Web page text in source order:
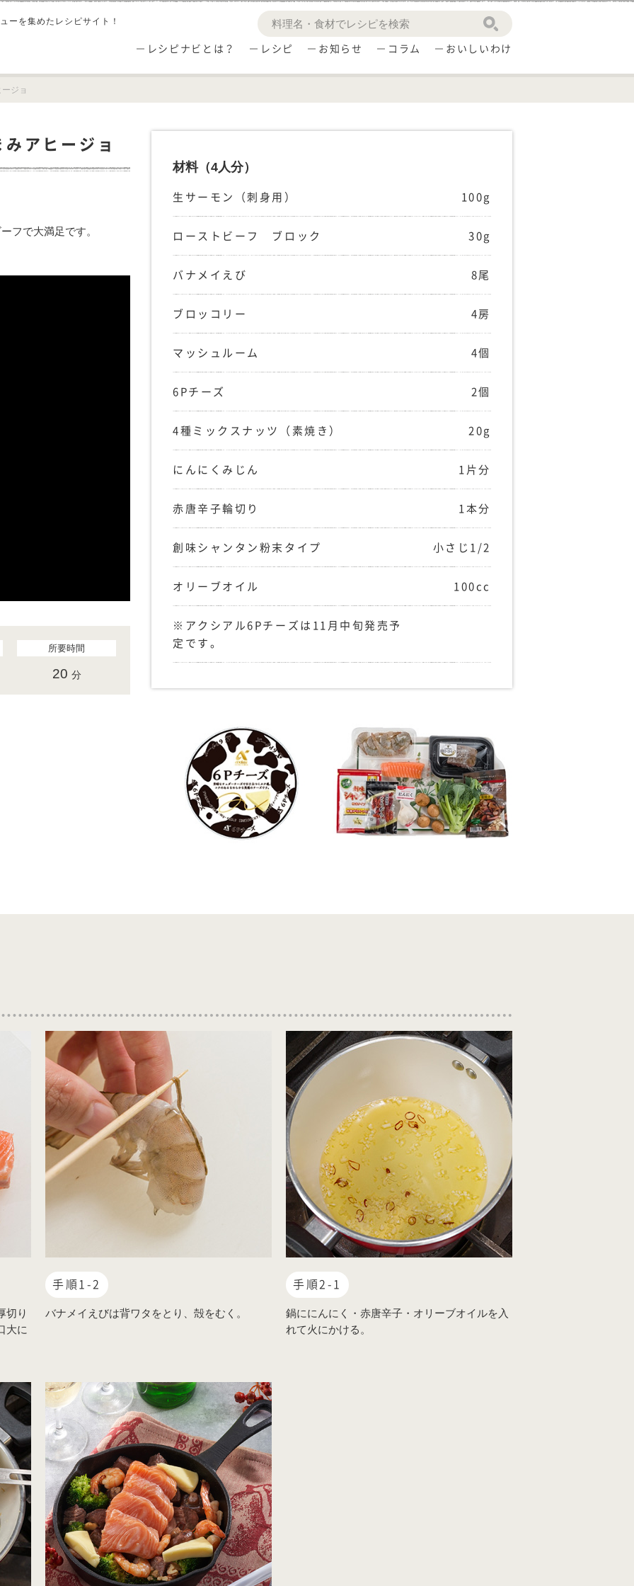
ーを集めたレシピサイト！
レシピナビとは？ レシピ お知らせ コラム おいしいわけ
ジョ
アヒージョ
フで大満足です。
所要時間
20 分
材料（4人分）
生サーモン（刺身用） 100g
ローストビーフ ブロック 30g
バナメイえび 8尾
ブロッコリー 4房
マッシュルーム 4個
6Pチーズ 2個
4種ミックスナッツ（素焼き） 20g
にんにくみじん 1片分
赤唐辛子輪切り 1本分
創味シャンタン粉末タイプ 小さじ1/2
オリーブオイル 100cc
※アクシアル6Pチーズは11月中旬発売予
定です。
切り
大に
手順1-2
バナメイえびは背ワタをとり、殻をむく。
手順2-1
鍋ににんにく・赤唐辛子・オリーブオイルを入
れて火にかける。